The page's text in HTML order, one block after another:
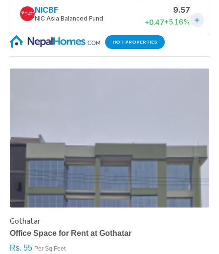
HOT PROPERTIES
Gothatar
Office Space for Rent at Gothatar
Rs. 55 Per Sq.Feet